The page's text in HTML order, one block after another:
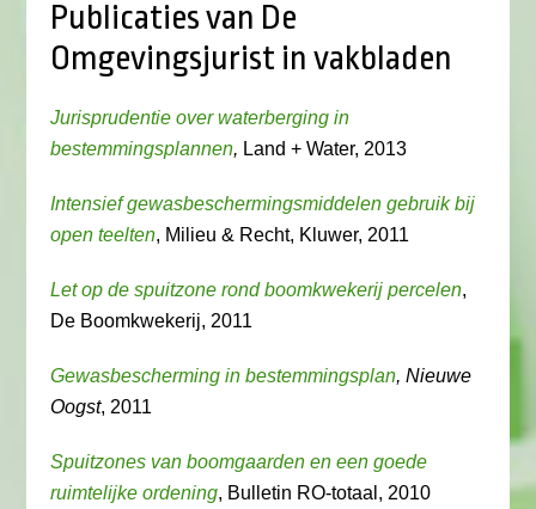
Publicaties van De
Omgevingsjurist in vakbladen
Jurisprudentie over waterberging in
bestemmingsplannen, Land + Water, 2013
Intensief gewasbeschermingsmiddelen gebruik bij
open teelten, Milieu & Recht, Kluwer, 2011
Let op de spuitzone rond boomkwekerij percelen,
De Boomkwekerij, 2011
Gewasbescherming in bestemmingsplan, Nieuwe
Oogst, 2011
Spuitzones van boomgaarden en een goede
ruimtelijke ordening, Bulletin RO-totaal, 2010